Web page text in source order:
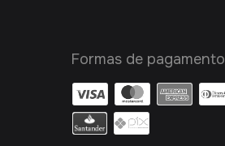
Formas de pagamento